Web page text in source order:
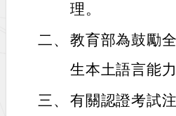
理。
二、 教育部為鼓勵
生本土語言能
三、 有關認證考試